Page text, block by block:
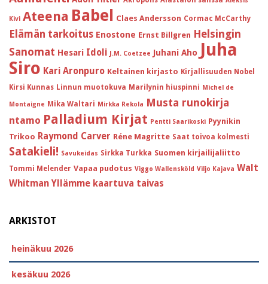
Kivi Ateena Babel Claes Andersson Cormac McCarthy
Elämän tarkoitus Enostone Ernst Billgren Helsingin
Sanomat Hesari Idoli J.M. Coetzee Juhani Aho Juha
Siro Kari Aronpuro Keltainen kirjasto Kirjallisuuden Nobel
Kirsi Kunnas Linnun muotokuva Marilynin hiuspinni Michel de
Montaigne Mika Waltari Mirkka Rekola Musta runokirja
ntamo Palladium Kirjat Pentti Saarikoski Pyynikin
Trikoo Raymond Carver Réne Magritte Saat toivoa kolmesti
Satakieli! Savukeidas Sirkka Turkka Suomen kirjailijaliitto
Tommi Melender Vapaa pudotus Viggo Wallensköld Viljo Kajava Walt
Whitman Yllämme kaartuva taivas
ARKISTOT
heinäkuu 2026
kesäkuu 2026